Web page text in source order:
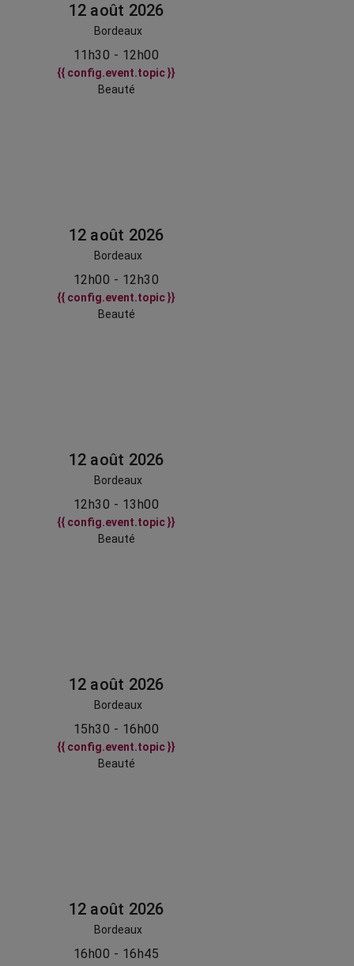
12 août 2026
Bordeaux
11h30 - 12h00
{{ config.event.topic }}
Beauté
12 août 2026
Bordeaux
12h00 - 12h30
{{ config.event.topic }}
Beauté
12 août 2026
Bordeaux
12h30 - 13h00
{{ config.event.topic }}
Beauté
12 août 2026
Bordeaux
15h30 - 16h00
{{ config.event.topic }}
Beauté
12 août 2026
Bordeaux
16h00 - 16h45